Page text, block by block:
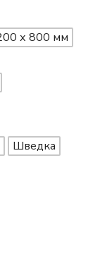
х 800 мм
Шведка